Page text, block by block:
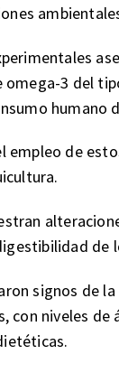
omega-3 del
humano
empleo de
de
signos de
con niveles